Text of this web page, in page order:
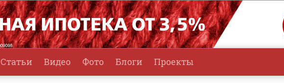
Статьи Видео Фото Блоги Проекты